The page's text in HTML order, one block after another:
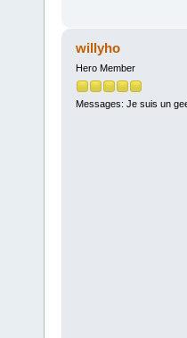
willyho
Hero Member
Messages: Je suis un